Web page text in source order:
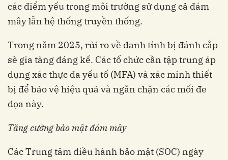
các điểm yếu trong môi trường sử dụng cả đám
mây lẫn hệ thống truyền thống.
Trong năm 2025, rủi ro về danh tính bị đánh cắp
sẽ gia tăng đáng kể. Các tổ chức cần tập trung áp
dụng xác thực đa yếu tố (MFA) và xác minh thiết
bị để bảo vệ hiệu quả và ngăn chặn các mối đe
dọa này.
Tăng cường bảo mật đám mây
Các Trung tâm điều hành bảo mật (SOC) ngày